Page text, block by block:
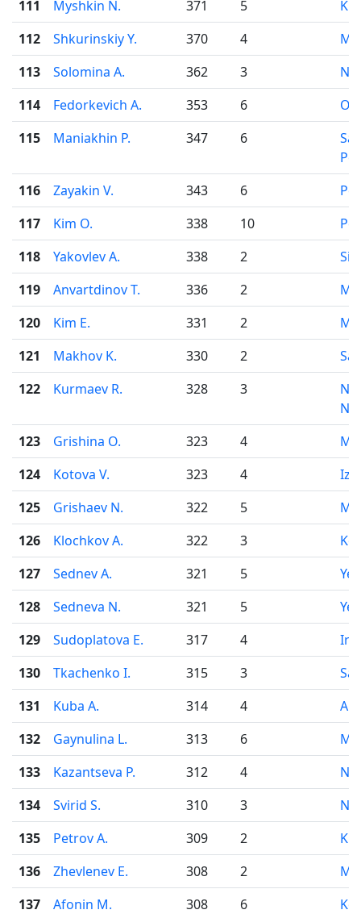
111 Myshkin N. 371 5
112
Shkurinskiy Y. 370 4
113
Solomina A. 362 3
114
Fedorkevich A. 353 6
115
Maniakhin P. 347 6
116
Zayakin V. 343 6
117
Kim O. 338 10
118
Yakovlev A. 338 2
119
Anvartdinov T. 336 2
120
Kim E. 331 2
121
Makhov K. 330 2
122
Kurmaev R. 328 3
123
Grishina O. 323 4
124
Kotova V. 323 4
125
Grishaev N. 322 5
126
Klochkov A. 322 3
127
Sednev A. 321 5
128
Sedneva N. 321 5
129
Sudoplatova E. 317 4
130
Tkachenko I. 315 3
131
Kuba A. 314 4
132
Gaynulina L. 313 6
133
Kazantseva P. 312 4
134
Svirid S. 310 3
135
Petrov A. 309 2
136
Zhevlenev E. 308 2
137
Afonin M. 308 6